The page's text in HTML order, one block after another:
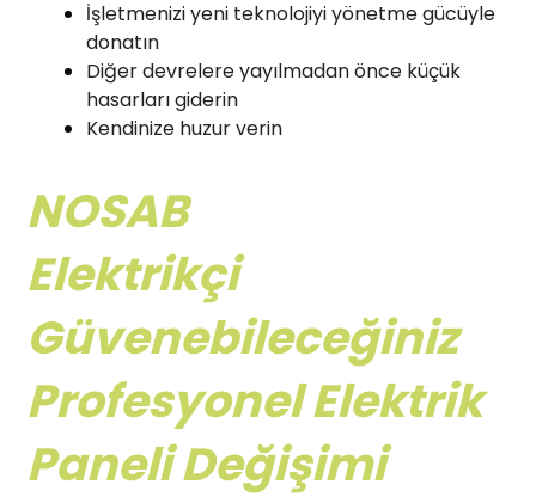
İşletmenizi yeni teknolojiyi yönetme gücüyle
donatın
Diğer devrelere yayılmadan önce küçük
hasarları giderin
Kendinize huzur verin
NOSAB
Elektrikçi
Güvenebileceğiniz
Profesyonel Elektrik
Paneli Değişimi